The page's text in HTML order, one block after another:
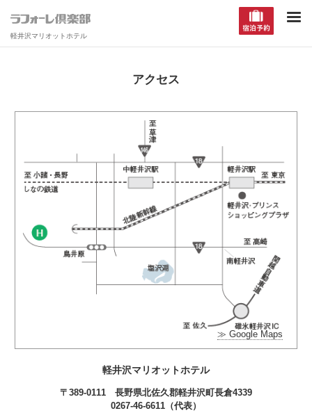
軽井沢マリオットホテル
アクセス
≫ Google Maps
軽井沢マリオットホテル
〒389-0111 長野県北佐久郡軽井沢町長倉4339
0267-46-6611（代表）